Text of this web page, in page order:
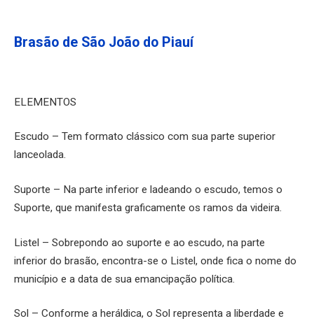
Brasão de São João do Piauí
ELEMENTOS
Escudo – Tem formato clássico com sua parte superior
lanceolada.
Suporte – Na parte inferior e ladeando o escudo, temos o
Suporte, que manifesta graficamente os ramos da videira.
Listel – Sobrepondo ao suporte e ao escudo, na parte
inferior do brasão, encontra-se o Listel, onde fica o nome do
município e a data de sua emancipação política.
Sol – Conforme a heráldica, o Sol representa a liberdade e